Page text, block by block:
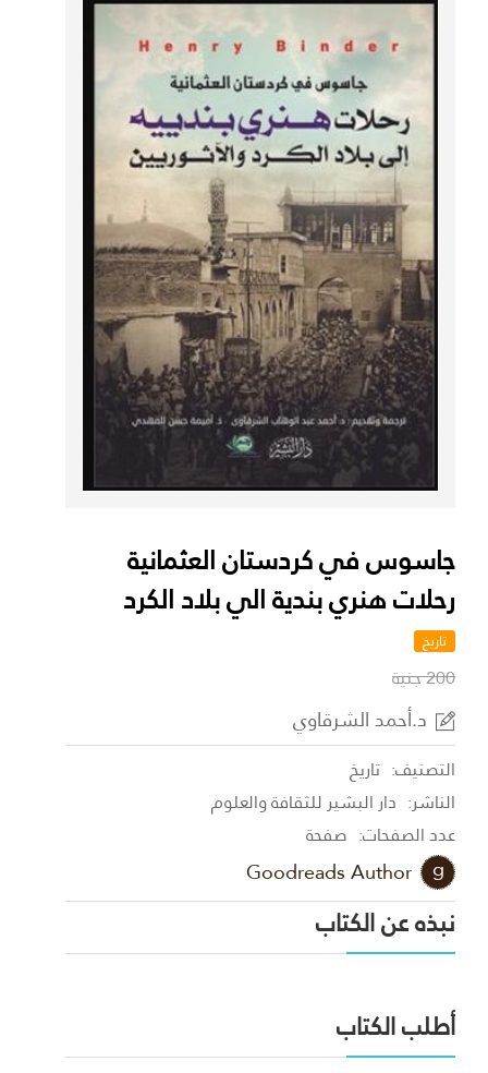
جاسوس في كردستان العثمانية
رحلات هنري بندية الي بلاد الكرد
تاريخ
200 جنية
د.أحمد الشرقاوي
التصنيف: تاريخ
الناشر: دار البشير للثقافة والعلوم
عدد الصفحات: صفحة
Goodreads Author
نبذه عن الكتاب
أطلب الكتاب